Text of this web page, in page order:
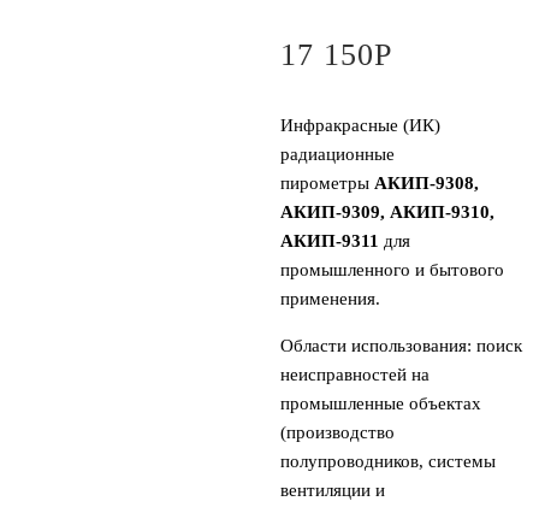
17 150Р
Инфракрасные (ИК)
радиационные
пирометры АКИП-9308,
АКИП-9309, АКИП-9310,
АКИП-9311 для
промышленного и бытового
применения.
Области использования: поиск
неисправностей на
промышленные объектах
(производство
полупроводников, системы
вентиляции и